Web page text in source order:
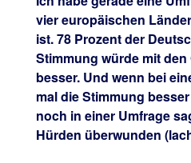
vier europäischen
ist. 78 Prozent der
Stimmung würde mit
besser. Und wenn bei
mal die Stimmung
noch in einer Umfrage
Hürden überwunden